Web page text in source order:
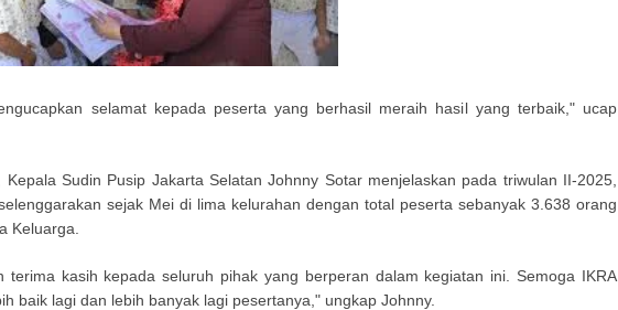
selamat kepada peserta yang berhasil meraih hasil yang terbaik," ucap
Kepala Sudin Pusip Jakarta Selatan Johnny Sotar menjelaskan pada triwulan II-2025,
sejak Mei di lima kelurahan dengan total peserta sebanyak 3.638 orang
Keluarga.
terima kasih kepada seluruh pihak yang berperan dalam kegiatan ini. Semoga IKRA
baik lagi dan lebih banyak lagi pesertanya," ungkap Johnny.